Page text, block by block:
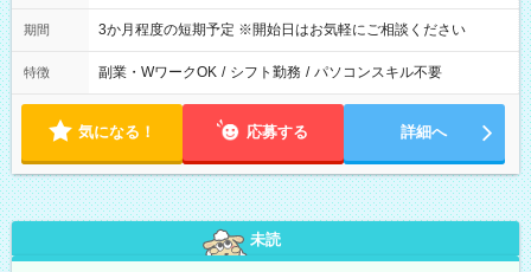
期間 3か月程度の短期予定 ※開始日はお気軽にご相談ください
特徴 副業・WワークOK / シフト勤務 / パソコンスキル不要
気になる！ 応募する 詳細へ
未読